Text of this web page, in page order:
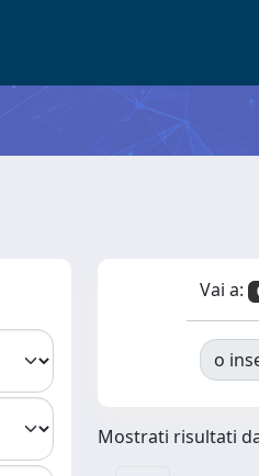
Vai a:
o
Mostrati risultati